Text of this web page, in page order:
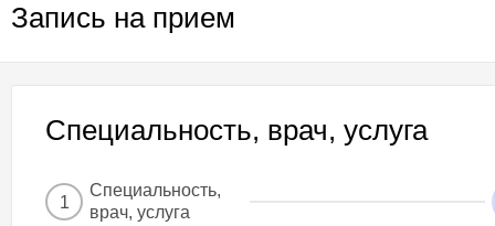
Запись на прием
Специальность, врач, услуга
1
Специальность,
врач, услуга